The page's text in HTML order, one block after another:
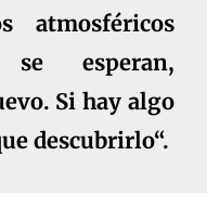
atmosféricos
esperan,
. Si hay algo
descubrirlo“.